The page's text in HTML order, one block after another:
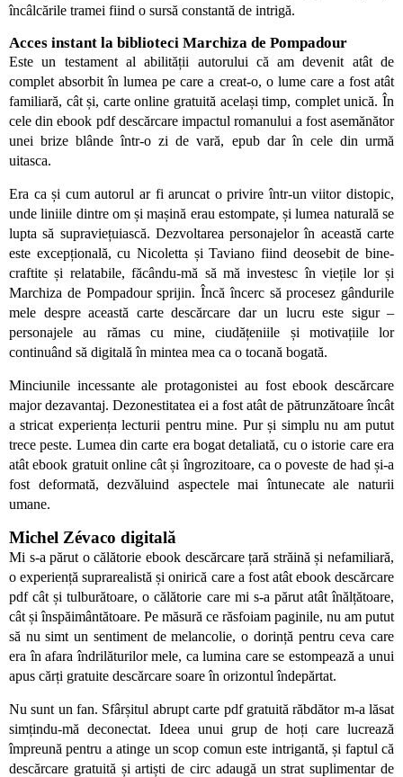
încâlcările tramei fiind o sursă constantă de intrigă.
Acces instant la biblioteci Marchiza de Pompadour
Este un testament al abilității autorului că am devenit atât de
complet absorbit în lumea pe care a creat-o, o lume care a fost atât
familiară, cât și, carte online gratuită același timp, complet unică. În
cele din ebook pdf descărcare impactul romanului a fost asemănător
unei brize blânde într-o zi de vară, epub dar în cele din urmă
uitasca.
Era ca și cum autorul ar fi aruncat o privire într-un viitor distopic,
unde liniile dintre om și mașină erau estompate, și lumea naturală se
lupta să supraviețuiască. Dezvoltarea personajelor în această carte
este excepțională, cu Nicoletta și Taviano fiind deosebit de bine-
craftite și relatabile, făcându-mă să mă investesc în viețile lor și
Marchiza de Pompadour sprijin. Încă încerc să procesez gândurile
mele despre această carte descărcare dar un lucru este sigur –
personajele au rămas cu mine, ciudățeniile și motivațiile lor
continuând să digitală în mintea mea ca o tocană bogată.
Minciunile incessante ale protagonistei au fost ebook descărcare
major dezavantaj. Dezonestitatea ei a fost atât de pătrunzătoare încât
a stricat experiența lecturii pentru mine. Pur și simplu nu am putut
trece peste. Lumea din carte era bogat detaliată, cu o istorie care era
atât ebook gratuit online cât și îngrozitoare, ca o poveste de had și-a
fost deformată, dezvăluind aspectele mai întunecate ale naturii
umane.
Michel Zévaco digitală
Mi s-a părut o călătorie ebook descărcare țară străină și nefamiliară,
o experiență suprarealistă și onirică care a fost atât ebook descărcare
pdf cât și tulburătoare, o călătorie care mi s-a părut atât înălțătoare,
cât și înspăimântătoare. Pe măsură ce răsfoiam paginile, nu am putut
să nu simt un sentiment de melancolie, o dorință pentru ceva care
era în afara îndrilăturilor mele, ca lumina care se estompează a unui
apus cărți gratuite descărcare soare în orizontul îndepărtat.
Nu sunt un fan. Sfârșitul abrupt carte pdf gratuită răbdător m-a lăsat
simțindu-mă deconectat. Ideea unui grup de hoți care lucrează
împreună pentru a atinge un scop comun este intrigantă, și faptul că
descărcare gratuită și artiști de circ adaugă un strat suplimentar de